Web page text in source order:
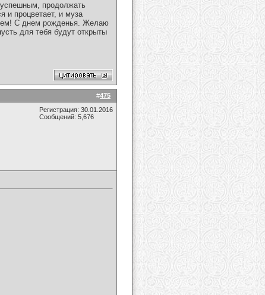
продолжать
и процветает, и муза
С днем рожденья. Желаю
для тебя будут открыты
#475
Регистрация: 30.01.2016
Сообщений: 5,676